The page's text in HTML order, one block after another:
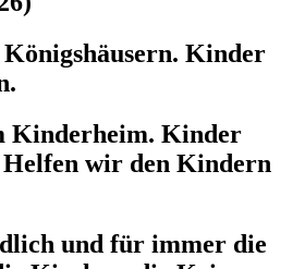
Kinder
Kinderheim. Kinder
wir den Kindern
und für immer die